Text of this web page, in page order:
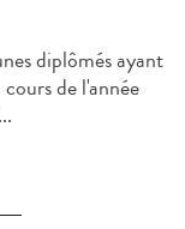
diplômés ayant
de l'année